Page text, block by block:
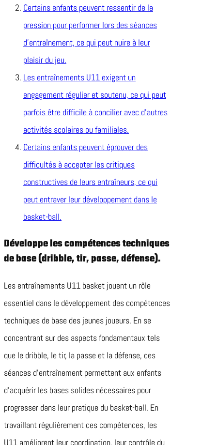
Certains enfants peuvent ressentir de la
pression pour performer lors des séances
d’entraînement, ce qui peut nuire à leur
plaisir du jeu.
Les entraînements U11 exigent un
engagement régulier et soutenu, ce qui peut
parfois être difficile à concilier avec d’autres
activités scolaires ou familiales.
Certains enfants peuvent éprouver des
difficultés à accepter les critiques
constructives de leurs entraîneurs, ce qui
peut entraver leur développement dans le
basket-ball.
Développe les compétences techniques
de base (dribble, tir, passe, défense).
Les entraînements U11 basket jouent un rôle
essentiel dans le développement des compétences
techniques de base des jeunes joueurs. En se
concentrant sur des aspects fondamentaux tels
que le dribble, le tir, la passe et la défense, ces
séances d’entraînement permettent aux enfants
d’acquérir les bases solides nécessaires pour
progresser dans leur pratique du basket-ball. En
travaillant régulièrement ces compétences, les
U11 améliorent leur coordination, leur contrôle du